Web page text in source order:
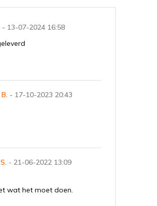
- 13-07-2024 16:58
- 17-10-2023 20:43
- 21-06-2022 13:09
wat het moet doen.